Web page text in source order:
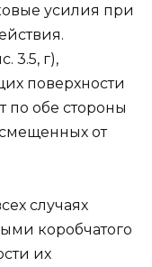
усилия при
3.5, г),
поверхности
по обе стороны
от
случаях
коробчатого
их